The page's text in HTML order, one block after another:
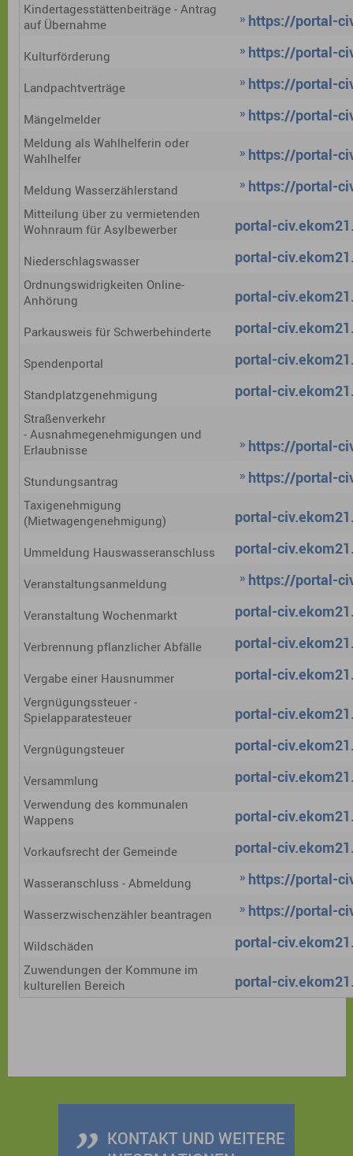
Kindertagesstättenbeiträge - Antrag
auf Übernahme
https://portal-
Kulturförderung https://portal-
Landpachtverträge https://portal-
Mängelmelder https://portal-
Meldung als Wahlhelferin oder
Wahlhelfer
https://portal-
Meldung Wasserzählerstand https://portal-
Mitteilung über zu vermietenden
Wohnraum für Asylbewerber
portal-
Niederschlagswasser portal-
Ordnungswidrigkeiten Online-
Anhörung
portal-
Parkausweis für Schwerbehinderte portal-
Spendenportal portal-
Standplatzgenehmigung portal-
Straßenverkehr
- Ausnahmegenehmigungen und
Erlaubnisse
https://portal-
Stundungsantrag https://portal-
Taxigenehmigung
(Mietwagengenehmigung)
portal-
Ummeldung Hauswasseranschluss portal-
Veranstaltungsanmeldung https://portal-
Veranstaltung Wochenmarkt portal-
Verbrennung pflanzlicher Abfälle portal-
Vergabe einer Hausnummer portal-
Vergnügungssteuer -
Spielapparatesteuer
portal-
Vergnügungsteuer portal-
Versammlung portal-
Verwendung des kommunalen
Wappens
portal-
Vorkaufsrecht der Gemeinde portal-
Wasseranschluss - Abmeldung https://portal-
Wasserzwischenzähler beantragen https://portal-
Wildschäden portal-
Zuwendungen der Kommune im
kulturellen Bereich
portal-
KONTAKT UND WEITERE